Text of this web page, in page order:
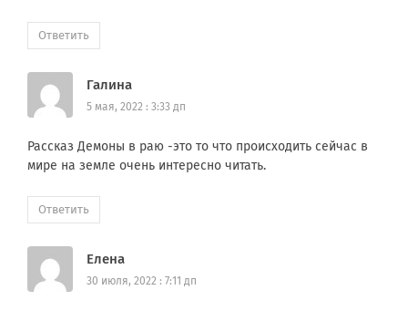
Ответить
Галина
5 мая, 2022 : 3:33 дп
Рассказ Демоны в раю -это то что происходить сейчас в
мире на земле очень интересно читать.
Ответить
Елена
30 июля, 2022 : 7:11 дп